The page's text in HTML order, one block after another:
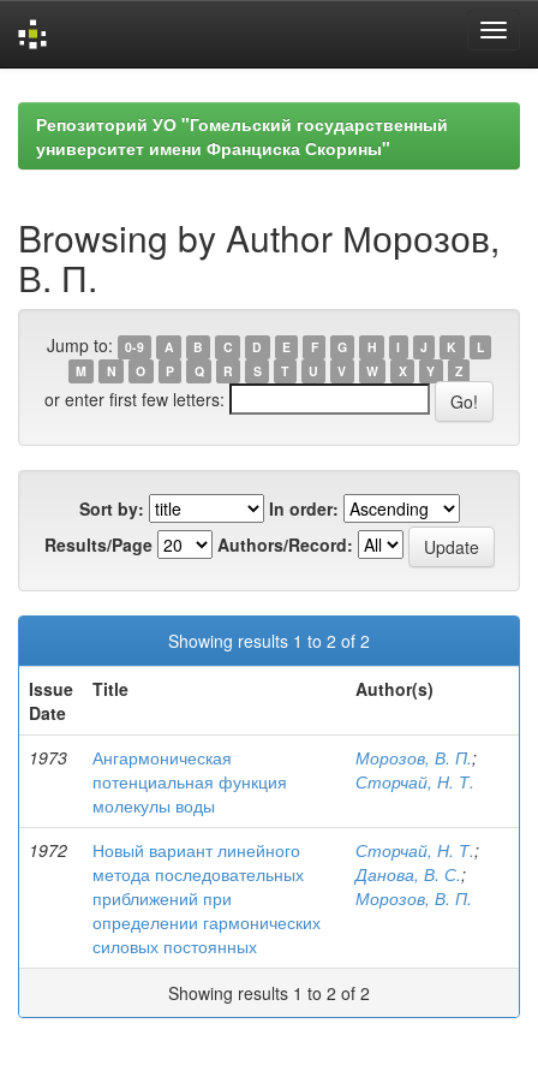
navigationРепозиторий УО "Гомельский государственный
университет имени Франциска Скорины"
Browsing by Author Морозов,
В. П.
Jump to: 0-9 A B C D E F G H I J K
L
M
N O P Q R S T U V W X Y Z
or enter first few letters:
Sort by:
In order:
Results/Page
Authors/Record:
Showing results 1 to 2 of 2
Issue
Date
Title Author(s)
1973
Ангармоническая
потенциальная функция
молекулы воды
Морозов, В. П.;
Сторчай, Н. Т.
1972
Новый вариант линейного
метода последовательных
приближений при
определении гармонических
силовых постоянных
Сторчай, Н. Т.;
Данова, В. С.;
Морозов, В. П.
Showing results 1 to 2 of 2